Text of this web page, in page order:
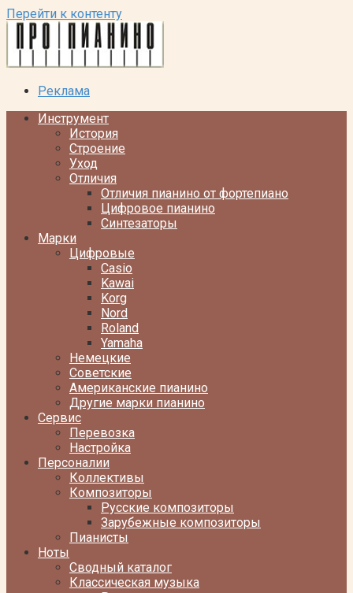
Перейти к контенту
Реклама
Инструмент
История
Строение
Уход
Отличия
Отличия пианино от фортепиано
Цифровое пианино
Синтезаторы
Марки
Цифровые
Casio
Kawai
Korg
Nord
Roland
Yamaha
Немецкие
Советские
Американские пианино
Другие марки пианино
Сервис
Перевозка
Настройка
Персоналии
Коллективы
Композиторы
Русские композиторы
Зарубежные композиторы
Пианисты
Ноты
Сводный каталог
Классическая музыка